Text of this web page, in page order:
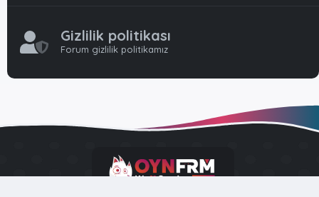
Gizlilik politikası
Forum gizlilik politikamız